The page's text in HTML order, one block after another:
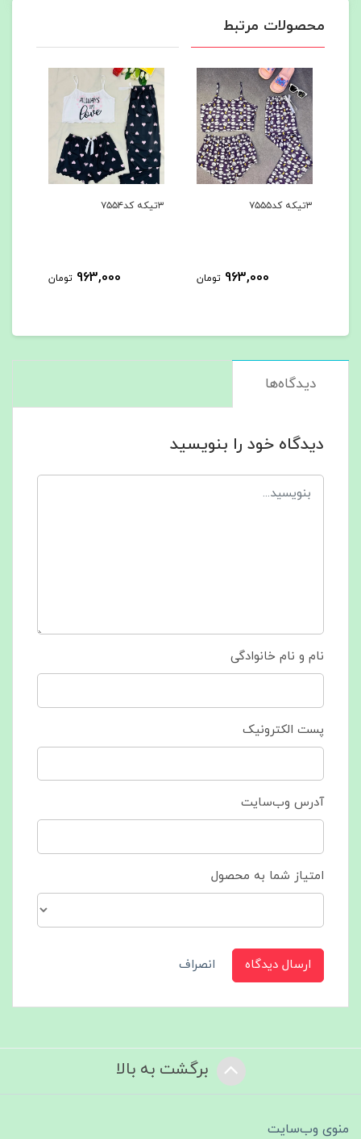
محصولات مرتبط
۳تیکه کد۷۵۵۴
963,000
۳تیکه کد۷۵۵۳
963,000
دیدگاه‌ها
دیدگاه خود را بنویسید
نام و نام خانوادگی
پست الکترونیک
آدرس وب‌سایت
امتیاز شما به محصول
ارسال دیدگاه انصراف
برگشت به بالا
منوی وب‌سایت